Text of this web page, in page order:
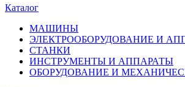
Каталог
МАШИНЫ
ЭЛЕКТРООБОРУДОВАНИЕ И
СТАНКИ
ИНСТРУМЕНТЫ И АППАРАТЫ
ОБОРУДОВАНИЕ И